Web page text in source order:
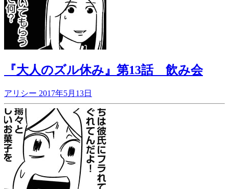
『大人のズル休み』第13話 飲み会
アリシー 2017年5月13日